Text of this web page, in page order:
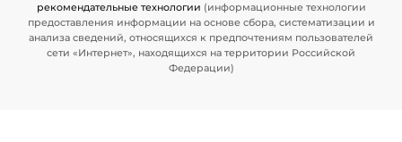
рекомендательные технологии (информационные технологии
предоставления информации на основе сбора, систематизации и
анализа сведений, относящихся к предпочтениям пользователей
сети «Интернет», находящихся на территории Российской
Федерации)